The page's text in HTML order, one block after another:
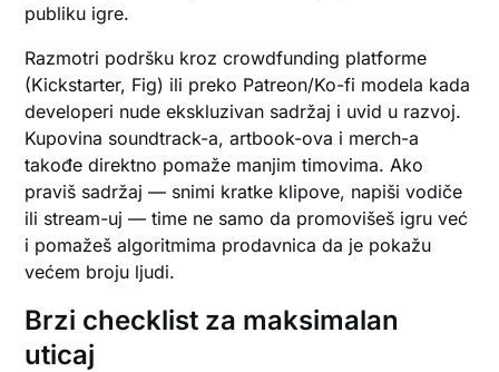
publiku igre.
Razmotri podršku kroz crowdfunding platforme
(Kickstarter, Fig) ili preko Patreon/Ko-fi modela kada
developeri nude ekskluzivan sadržaj i uvid u razvoj.
Kupovina soundtrack-a, artbook-ova i merch-a
takođe direktno pomaže manjim timovima. Ako
praviš sadržaj — snimi kratke klipove, napiši vodiče
ili stream-uj — time ne samo da promovišeš igru već
i pomažeš algoritmima prodavnica da je pokažu
većem broju ljudi.
Brzi checklist za maksimalan
uticaj